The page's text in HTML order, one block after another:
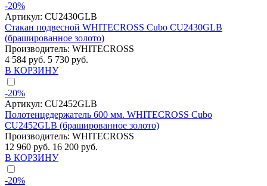
-20%
Артикул: CU2430GLB
Стакан подвесной WHITECROSS Cubo CU2430GLB
(брашированное золото)
Производитель: WHITECROSS
4 584 руб. 5 730 руб.
В КОРЗИНУ
-20%
Артикул: CU2452GLB
Полотенцедержатель 600 мм. WHITECROSS Cubo
CU2452GLB (брашированное золото)
Производитель: WHITECROSS
12 960 руб. 16 200 руб.
В КОРЗИНУ
-20%